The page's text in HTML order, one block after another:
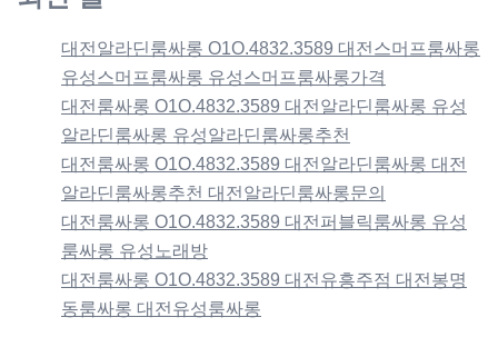
대전알라딘룸싸롱 O1O.4832.3589 대전스머프룸싸롱
유성스머프룸싸롱 유성스머프룸싸롱가격
대전룸싸롱 O1O.4832.3589 대전알라딘룸싸롱 유성
알라딘룸싸롱 유성알라딘룸싸롱추천
대전룸싸롱 O1O.4832.3589 대전알라딘룸싸롱 대전
알라딘룸싸롱추천 대전알라딘룸싸롱문의
대전룸싸롱 O1O.4832.3589 대전퍼블릭룸싸롱 유성
룸싸롱 유성노래방
대전룸싸롱 O1O.4832.3589 대전유흥주점 대전봉명
동룸싸롱 대전유성룸싸롱